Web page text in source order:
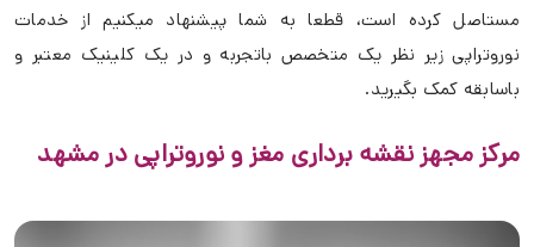
مستاصل کرده است، قطعا به شما پیشنهاد میکنیم از خدمات
نوروتراپی زیر نظر یک متخصص باتجربه و در یک کلینیک معتبر و
باسابقه کمک بگیرید.
مرکز مجهز نقشه برداری مغز و نوروتراپی در مشهد